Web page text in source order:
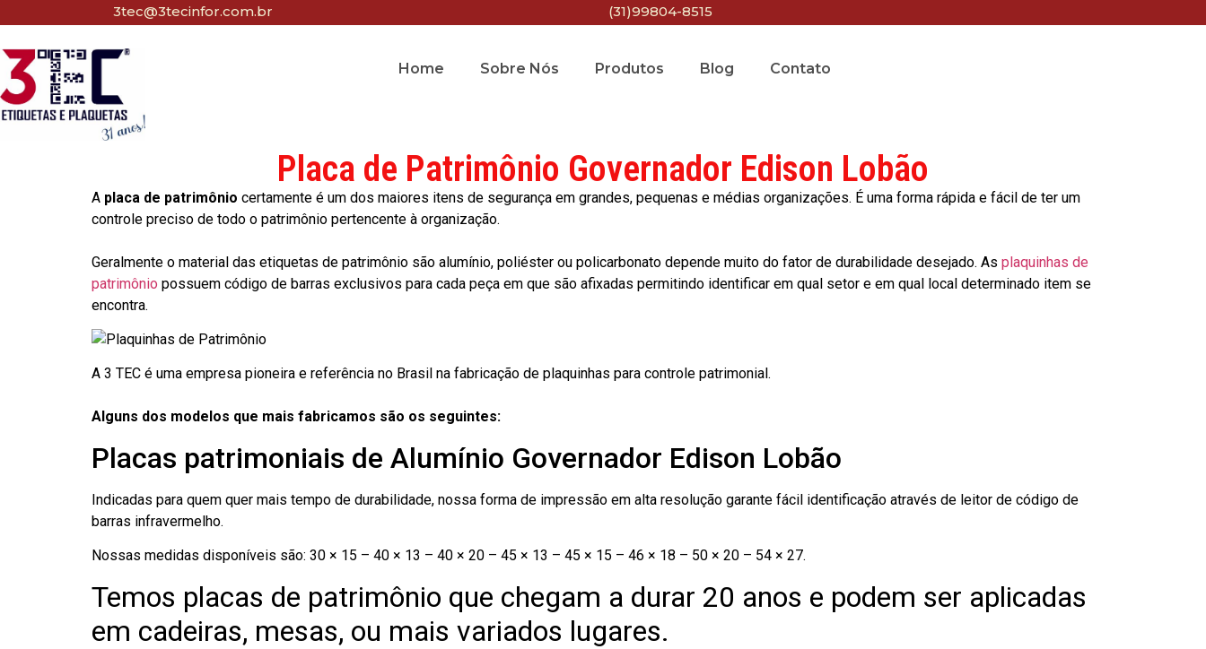
3tec@3tecinfor.com.br (31)99804-8515
Home Sobre Nós Produtos Blog Contato
Placa de Patrimônio Governador Edison Lobão
A placa de patrimônio certamente é um dos maiores itens de segurança em grandes, pequenas e médias organizações. É uma forma rápida e fácil de ter um
controle preciso de todo o patrimônio pertencente à organização.
Geralmente o material das etiquetas de patrimônio são alumínio, poliéster ou policarbonato depende muito do fator de durabilidade desejado. As plaquinhas de
patrimônio possuem código de barras exclusivos para cada peça em que são afixadas permitindo identificar em qual setor e em qual local determinado item se
encontra.
A 3 TEC é uma empresa pioneira e referência no Brasil na fabricação de plaquinhas para controle patrimonial.
Alguns dos modelos que mais fabricamos são os seguintes:
Placas patrimoniais de Alumínio Governador Edison Lobão
Indicadas para quem quer mais tempo de durabilidade, nossa forma de impressão em alta resolução garante fácil identificação através de leitor de código de
barras infravermelho.
Nossas medidas disponíveis são: 30 × 15 – 40 × 13 – 40 × 20 – 45 × 13 – 45 × 15 – 46 × 18 – 50 × 20 – 54 × 27.
Temos placas de patrimônio que chegam a durar 20 anos e podem ser aplicadas
em cadeiras, mesas, ou mais variados lugares.